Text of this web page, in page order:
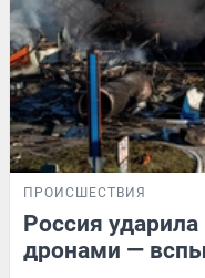
ПРОИСШЕСТВИЯ
Россия
дронами —